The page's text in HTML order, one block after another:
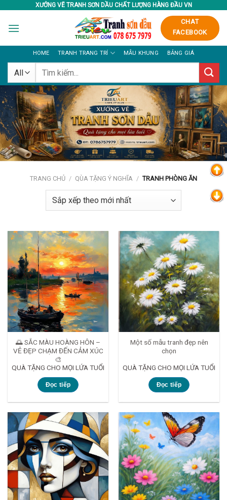
content
XƯỞNG VẼ TRANH SƠN DẦU CHẤT LƯỢNG HÀNG ĐẦU VN
CHAT
FACEBOOK
HOME TRANH TRANG TRÍ MẪU KHUNG BẢNG GIÁ
Tìm
TRANG CHỦ / QÙA TẶNG Ý NGHĨA / TRANH PHÒNG ĂN
🌅 SẮC MÀU HOÀNG HÔN –
VẺ ĐẸP CHẠM ĐẾN CẢM XÚC
🎨
QUÀ TẶNG CHO MỌI LỨA TUỔI
Đọc tiếp
Một số mẫu tranh đẹp nên
chọn
QUÀ TẶNG CHO MỌI LỨA TUỔI
Đọc tiếp